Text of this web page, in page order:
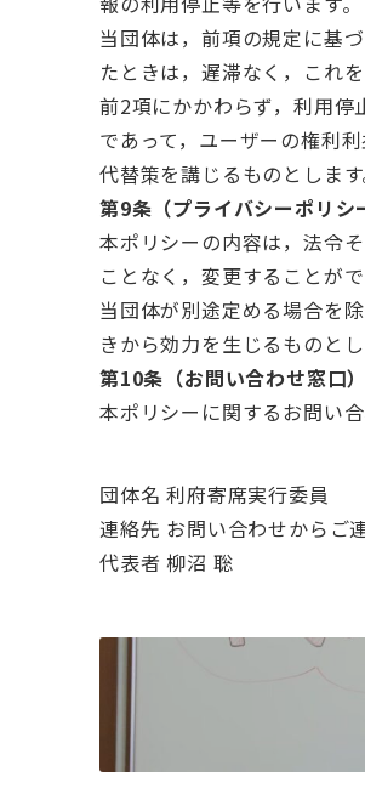
当団体は，前項の規定に基
たときは，遅滞なく，これ
前2項にかかわらず，利用
であって，ユーザーの権利
代替策を講じるものとします
第9条（プライバシーポリシ
本ポリシーの内容は，法令
ことなく，変更することが
当団体が別途定める場合を
きから効力を生じるものとし
第10条（お問い合わせ窓口）
本ポリシーに関するお問い
団体名 利府寄席実行委員
連絡先 お問い合わせからご
代表者 柳沼 聡